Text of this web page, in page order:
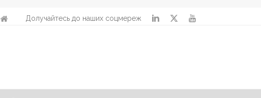
Долучайтесь до наших соцмереж